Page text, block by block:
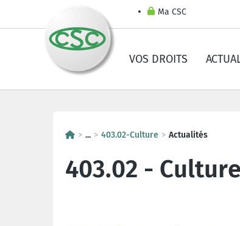
Ma CSC
VOS DROITS
... 403.02-Culture Actualités
403.02 - Culture